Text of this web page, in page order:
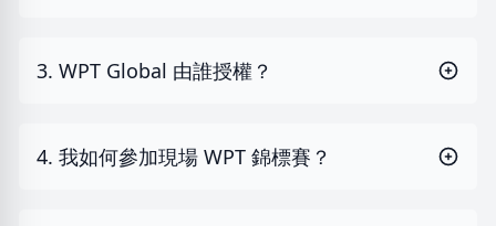
3. WPT Global 由誰授權？
4. 我如何參加現場 WPT 錦標賽？